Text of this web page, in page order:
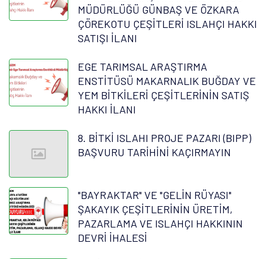
MÜDÜRLÜĞÜ GÜNBAŞ VE ÖZKARA
ÇÖREKOTU ÇEŞİTLERİ ISLAHÇI HAKKI
SATIŞI İLANI
EGE TARIMSAL ARAŞTIRMA
ENSTİTÜSÜ MAKARNALIK BUĞDAY VE
YEM BİTKİLERİ ÇEŞİTLERİNİN SATIŞ
HAKKI İLANI
8. BİTKİ ISLAHI PROJE PAZARI (BIPP)
BAŞVURU TARİHİNİ KAÇIRMAYIN
"BAYRAKTAR" VE "GELİN RÜYASI"
ŞAKAYIK ÇEŞİTLERİNİN ÜRETİM,
PAZARLAMA VE ISLAHÇI HAKKININ
DEVRİ İHALESİ